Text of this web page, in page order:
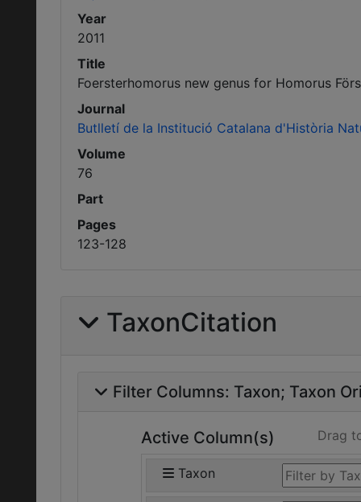
Year
2011
Title
Foersterhomorus new genus for Homorus
Journal
Butlletí de la Institució Catalana d'Història
Volume
76
Part
Pages
123-128
TaxonCitation
Filter Columns: Taxon Taxon
Active Column(s) Drag
Taxon